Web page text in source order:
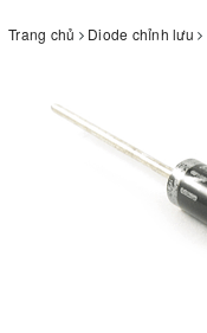
Trang chủ Diode chỉnh lưu